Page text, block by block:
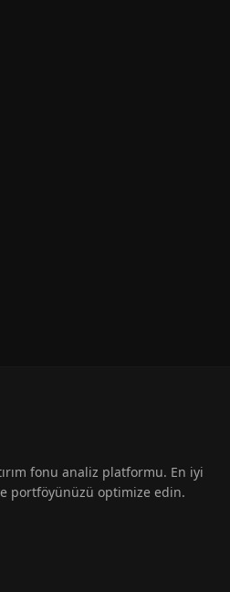
fonu analiz platformu. En iyi
portföyünüzü optimize edin.